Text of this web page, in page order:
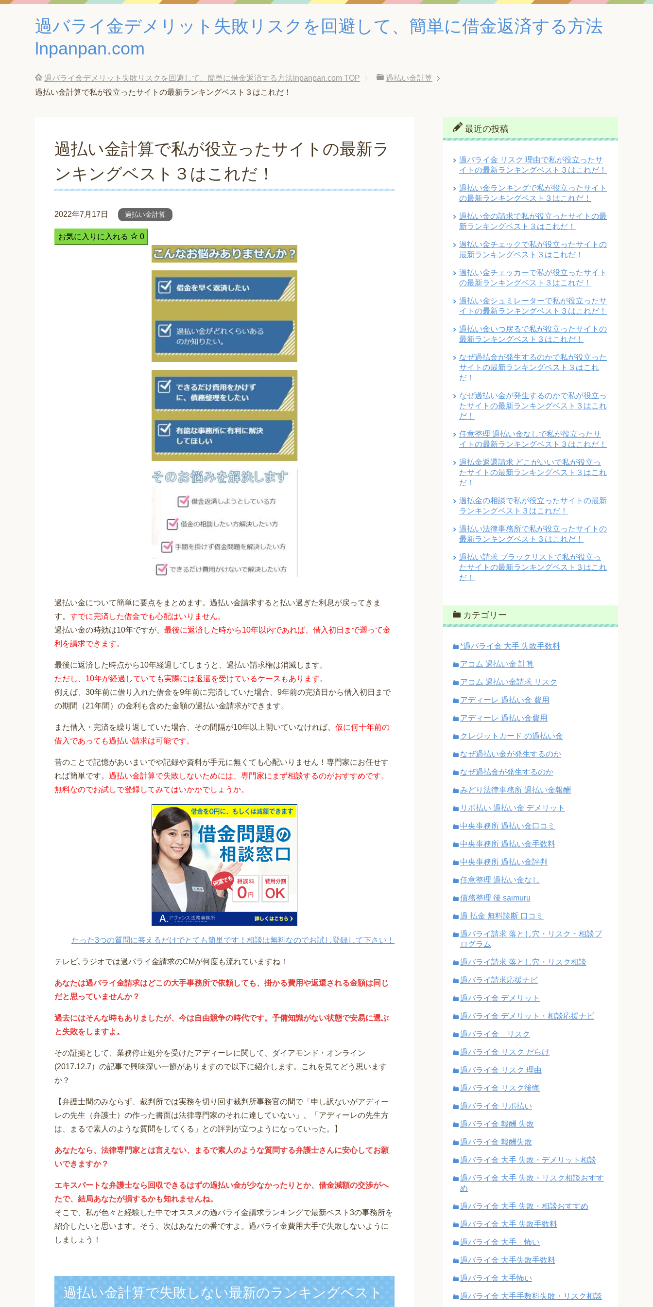
過バライ金デメリット失敗リスクを回避して、簡単に借金返済する方法
lnpanpan.com
過バライ金デメリット失敗リスクを回避して、簡単に借金返済する方法lnpanpan.com TOP
過払い金計算
過払い金計算で私が役立ったサイトの最新ランキングベスト３はこれだ！
過払い金計算で私が役立ったサイトの最新ラ
ンキングベスト３はこれだ！
2022年7月17日 過払い金計算
お気に入りに入れる 0
過払い金について簡単に要点をまとめます。過払い金請求すると払い過ぎた利息が戻ってきま
す。 すでに完済した借金でも心配はいりません。
過払い金の時効は10年ですが、 最後に返済した時から10年以内であれば、借入初日まで遡って金
利を請求できます。
最後に返済した時点から10年経過してしまうと、過払い請求権は消滅します。
ただし、10年が経過していても実際には返還を受けているケースもあります。
例えば、30年前に借り入れた借金を9年前に完済していた場合、9年前の完済日から借入初日まで
の期間（21年間）の金利も含めた金額の過払い金請求ができます。
また借入・完済を繰り返していた場合、その間隔が10年以上開いていなければ、 仮に何十年前の
借入であっても過払い請求は可能です。
昔のことで記憶があいまいでや記録や資料が手元に無くても心配いりません！専門家にお任せす
れば簡単です。 過払い金計算で失敗しないためには、専門家にまず相談するのがおすすめです。
無料なのでお試しで登録してみてはいかかでしょうか。
たった3つの質問に答えるだけでとても簡単です！相談は無料なのでお試し登録して下さい！
テレビ､ラジオでは過バライ金請求のCMが何度も流れていますね！
あなたは過バライ金請求はどこの大手事務所で依頼しても、掛かる費用や返還される金額は同じ
だと思っていませんか？
過去にはそんな時もありましたが、今は自由競争の時代です。予備知識がない状態で安易に選ぶ
と失敗をしますよ。
その証拠として、業務停止処分を受けたアディーレに関して、ダイアモンド・オンライン
(2017.12.7）の記事で興味深い一節がありますので以下に紹介します。これを見てどう思います
か？
【弁護士間のみならず、裁判所では実務を切り回す裁判所事務官の間で「申し訳ないがアディー
レの先生（弁護士）の作った書面は法律専門家のそれに達していない」、「アディーレの先生方
は、まるで素人のような質問をしてくる」との評判が立つようになっていった。】
あなたなら、法律専門家とは言えない、まるで素人のような質問する弁護士さんに安心してお願
いできますか？
エキスパートな弁護士なら回収できるはずの過払い金が少なかったりとか、借金減額の交渉がへ
たで、結局あなたが損するかも知れませんね。
そこで、私が色々と経験した中でオススメの過バライ金請求ランキングで最新ベスト3の事務所を
紹介したいと思います。そう、次はあなたの番ですよ。過バライ金費用大手で失敗しないように
しましょう！
過払い金計算で失敗しない最新のランキングベスト
最近の投稿
過バライ金 リスク 理由で私が役立ったサ
イトの最新ランキングベスト３はこれだ！
過払い金ランキングで私が役立ったサイト
の最新ランキングベスト３はこれだ！
過払い金の請求で私が役立ったサイトの最
新ランキングベスト３はこれだ！
過払い金チェックで私が役立ったサイトの
最新ランキングベスト３はこれだ！
過払い金チェッカーで私が役立ったサイト
の最新ランキングベスト３はこれだ！
過払い金シュミレーターで私が役立ったサ
イトの最新ランキングベスト３はこれだ！
過払い金いつ戻るで私が役立ったサイトの
最新ランキングベスト３はこれだ！
なぜ過払金が発生するのかで私が役立った
サイトの最新ランキングベスト３はこれ
だ！
なぜ過払い金が発生するのかで私が役立っ
たサイトの最新ランキングベスト３はこれ
だ！
任意整理 過払い金なしで私が役立ったサ
イトの最新ランキングベスト３はこれだ！
過払金返還請求 どこがいいで私が役立っ
たサイトの最新ランキングベスト３はこれ
だ！
過払金の相談で私が役立ったサイトの最新
ランキングベスト３はこれだ！
過払い法律事務所で私が役立ったサイトの
最新ランキングベスト３はこれだ！
過払い請求 ブラックリストで私が役立っ
たサイトの最新ランキングベスト３はこれ
だ！
カテゴリー
*過バライ金 大手 失敗手数料
アコム 過払い金 計算
アコム 過払い金請求 リスク
アディーレ 過払い金 費用
アディーレ 過払い金費用
クレジットカード の過払い金
なぜ過払い金が発生するのか
なぜ過払金が発生するのか
みどり法律事務所 過払い金報酬
リボ払い 過払い金 デメリット
中央事務所 過払い金口コミ
中央事務所 過払い金手数料
中央事務所 過払い金評判
任意整理 過払い金なし
債務整理 後 saimuru
過 払金 無料診断 口コミ
過バライ請求 落とし穴・リスク・相談プ
ログラム
過バライ請求 落とし穴・リスク相談
過バライ請求応援ナビ
過バライ金 デメリット
過バライ金 デメリット・相談応援ナビ
過バライ金 リスク
過バライ金 リスク だらけ
過バライ金 リスク 理由
過バライ金 リスク後悔
過バライ金 リボ払い
過バライ金 報酬 失敗
過バライ金 報酬失敗
過バライ金 大手 失敗・デメリット相談
過バライ金 大手 失敗・リスク相談おすす
め
過バライ金 大手 失敗・相談おすすめ
過バライ金 大手 失敗手数料
過バライ金 大手 怖い
過バライ金 大手失敗手数料
過バライ金 大手怖い
過バライ金 大手手数料失敗・リスク相談